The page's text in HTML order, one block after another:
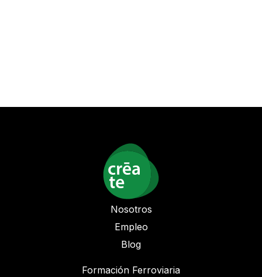
Nosotros
Empleo
Blog
Formación Ferroviaria